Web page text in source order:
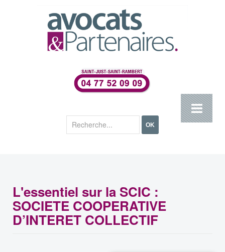
OK
L'essentiel sur la SCIC :
SOCIETE COOPERATIVE
D’INTERET COLLECTIF